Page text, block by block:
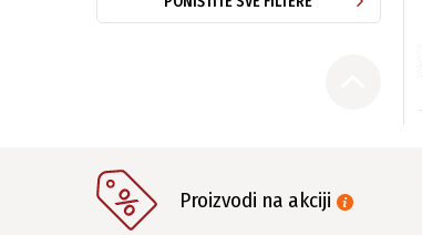
Proizvodi na akciji